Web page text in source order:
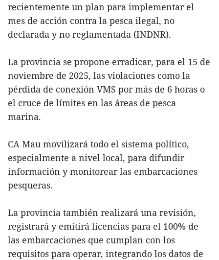
recientemente un plan para implementar el
mes de acción contra la pesca ilegal, no
declarada y no reglamentada (INDNR).
La provincia se propone erradicar, para el 15 de
noviembre de 2025, las violaciones como la
pérdida de conexión VMS por más de 6 horas o
el cruce de límites en las áreas de pesca
marina.
CA Mau movilizará todo el sistema político,
especialmente a nivel local, para difundir
información y monitorear las embarcaciones
pesqueras.
La provincia también realizará una revisión,
registrará y emitirá licencias para el 100% de
las embarcaciones que cumplan con los
requisitos para operar, integrando los datos de